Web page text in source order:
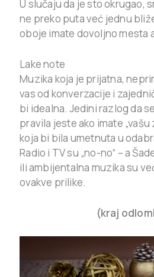
U slučaju da je sto okrugao,
ne preko puta već jednu
oboje imate dovoljno mesta
Lake note
Muzika koja je prijatna,
vas od konverzacije i
bi idealna. Jedini razlog da
pravila jeste ako imate
koja bi bila umetnuta u
Radio i TV su „no-no“ – a
ili ambijentalna muzika su
ovakve prilike.
(kraj